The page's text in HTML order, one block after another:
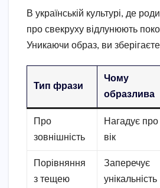
В українській культурі, де
про свекруху відлунюють
Уникаючи образ, ви
Тип фрази
Чому
образлива
Про
зовнішність
Нагадує про
вік
Порівняння
з тещею
Заперечує
унікальність